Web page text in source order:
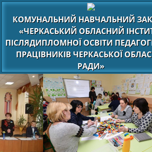
КОМУНАЛЬНИЙ НАВЧАЛЬНИЙ
«ЧЕРКАСЬКИЙ ОБЛАСНИЙ
ПІСЛЯДИПЛОМНОЇ ОСВІТИ
ПРАЦІВНИКІВ ЧЕРКАСЬКОЇ
РАДИ»